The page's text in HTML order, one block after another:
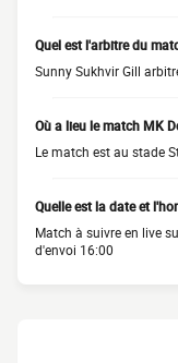
Quel est l'arbitre du
Sunny Sukhvir Gill
Où a lieu le match MK
Le match est au stade
Quelle est la date et
Match à suivre en live
d'envoi 16:00